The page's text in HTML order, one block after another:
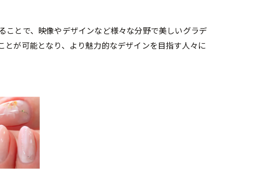
とで、映像やデザインなど様々な分野で美しいグラデ
が可能となり、より魅力的なデザインを目指す人々に